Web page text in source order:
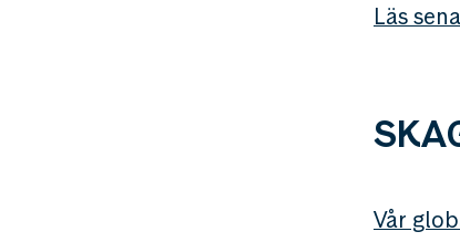
Läs
Vår